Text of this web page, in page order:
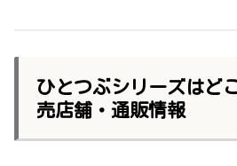
ひとつぶシリーズはど
売店舗・通販情報